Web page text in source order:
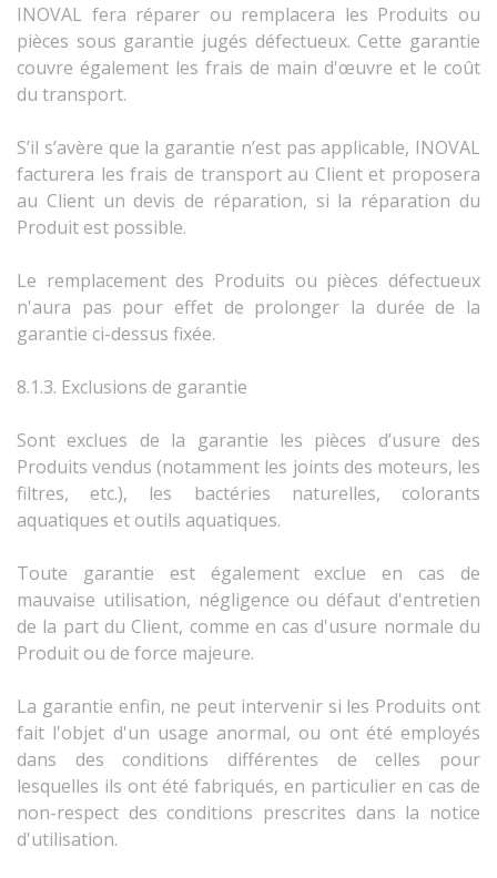
INOVAL fera réparer ou remplacera les Produits ou
pièces sous garantie jugés défectueux. Cette garantie
couvre également les frais de main d'œuvre et le coût
du transport.
S’il s’avère que la garantie n’est pas applicable, INOVAL
facturera les frais de transport au Client et proposera
au Client un devis de réparation, si la réparation du
Produit est possible.
Le remplacement des Produits ou pièces défectueux
n'aura pas pour effet de prolonger la durée de la
garantie ci-dessus fixée.
8.1.3. Exclusions de garantie
Sont exclues de la garantie les pièces d’usure des
Produits vendus (notamment les joints des moteurs, les
filtres, etc.), les bactéries naturelles, colorants
aquatiques et outils aquatiques.
Toute garantie est également exclue en cas de
mauvaise utilisation, négligence ou défaut d'entretien
de la part du Client, comme en cas d'usure normale du
Produit ou de force majeure.
La garantie enfin, ne peut intervenir si les Produits ont
fait l'objet d'un usage anormal, ou ont été employés
dans des conditions différentes de celles pour
lesquelles ils ont été fabriqués, en particulier en cas de
non-respect des conditions prescrites dans la notice
d'utilisation.